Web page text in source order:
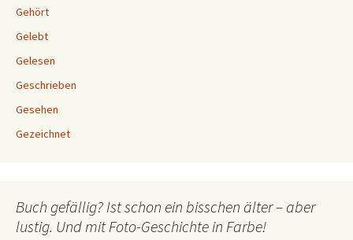
Gehört
Gelebt
Gelesen
Geschrieben
Gesehen
Gezeichnet
Buch gefällig? Ist schon ein bisschen älter – aber
lustig. Und mit Foto-Geschichte in Farbe!